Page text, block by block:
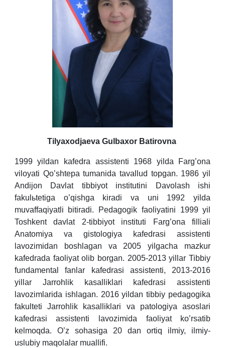
Tilyaxodjaeva Gulbaxor Batirovna
1999 yildan kafedra assistenti 1968 yilda Farg’ona
viloyati Qo’shtepa tumanida tavallud topgan. 1986 yil
Andijon Davlat tibbiyot institutini Davolash ishi
fakulьtetiga o’qishga kiradi va uni 1992 yilda
muvaffaqiyatli bitiradi. Pedagogik faoliyatini 1999 yil
Toshkent davlat 2-tibbiyot instituti Farg’ona filliali
Anatomiya va gistologiya kafedrasi assistenti
lavozimidan boshlagan va 2005 yilgacha mazkur
kafedrada faoliyat olib borgan. 2005-2013 yillar Tibbiy
fundamental fanlar kafedrasi assistenti, 2013-2016
yillar Jarrohlik kasalliklari kafedrasi assistenti
lavozimlarida ishlagan. 2016 yildan tibbiy pedagogika
fakulteti Jarrohlik kasalliklari va patologiya asoslari
kafedrasi assistenti lavozimida faoliyat ko’rsatib
kelmoqda. O’z sohasiga 20 dan ortiq ilmiy, ilmiy-
uslubiy maqolalar muallifi.